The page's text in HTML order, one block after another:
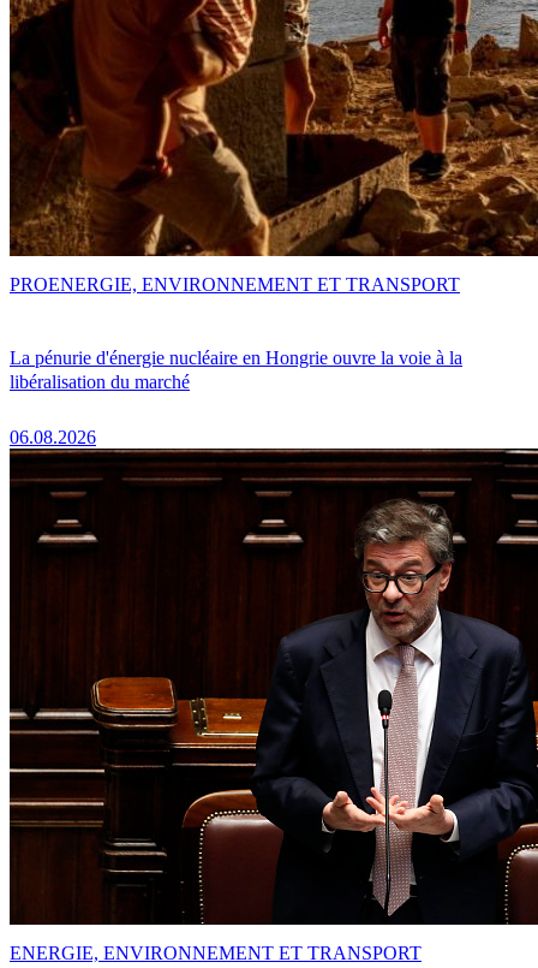
La pénurie d'énergie nucléaire en Hongrie ouvre la voie à la
libéralisation du marché
06.08.2026
PROENERGIE, ENVIRONNEMENT ET TRANSPORT
ENERGIE, ENVIRONNEMENT ET TRANSPORT